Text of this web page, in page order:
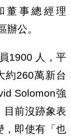
董事總經理
辦公。
1900 人，平
約260萬新台
Solomon強
目前沒跡象表
，即使有「也